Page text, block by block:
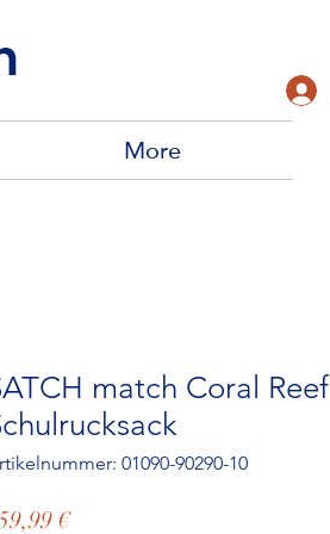
More
match Coral Reef
01090-90290-10
€Preis